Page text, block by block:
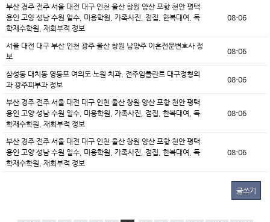
부산 경주 전주 서울 대전 대구 인천 울산 창원 양산 포항 천안 평택
용인 고양 성남 수원 일수, 미용학원, 가족사진, 점집, 한복대여, 독
학재수학원, 재회부적 정보
08-06
서울 대전 대구 부산 인천 광주 울산 창원 남양주 이혼전문변호사 정
보
08-06
삼성동 대치동 영등포 여의도 노원 치과, 전주임플란트 대구정형외
과 광주피부과 정보
08-06
부산 경주 전주 서울 대전 대구 인천 울산 창원 양산 포항 천안 평택
용인 고양 성남 수원 일수, 미용학원, 가족사진, 점집, 한복대여, 독
학재수학원, 재회부적 정보
08-06
부산 경주 전주 서울 대전 대구 인천 울산 창원 양산 포항 천안 평택
용인 고양 성남 수원 일수, 미용학원, 가족사진, 점집, 한복대여, 독
학재수학원, 재회부적 정보
08-06
글쓰기